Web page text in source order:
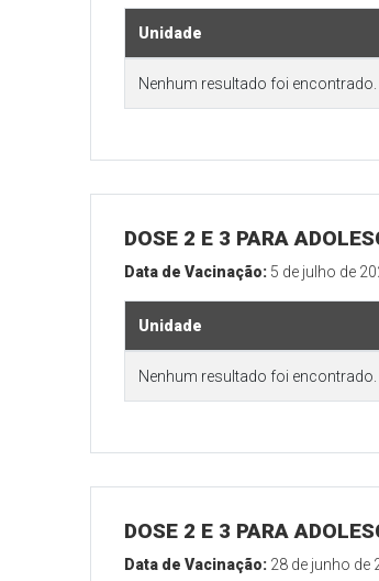
Unidade
Nenhum resultado foi encontrado.
DOSE 2 E 3 PARA
Data de Vacinação: 5 de julho de
Unidade
Nenhum resultado foi encontrado.
DOSE 2 E 3 PARA
Data de Vacinação: 28 de junho de